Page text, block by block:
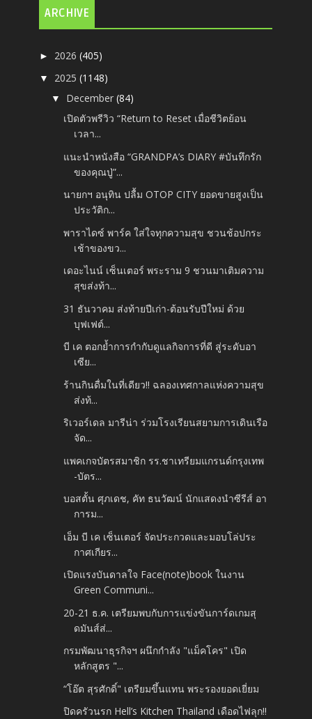
ARCHIVE
► 2026(405)
▼ 2025(1148)
▼ December(84)
เปิดตัวพรีวิว “Return to Reset เมื่อชีวิตย้อน
เวลา...
แนะนำหนังสือ “GRANDPA’s DIARY #บันทึกรัก
ของคุณปู่”...
นายกฯ อนุทิน ปลื้ม OTOP CITY ยอดขายสูงเป็น
ประวัติก...
พาราไดซ์ พาร์ค ใส่ใจทุกความสุข ชวนช้อปกระ
เช้าของขว...
เดอะไนน์ เซ็นเตอร์ พระราม 9 ชวนมาเติมความ
สุขส่งท้า...
31 ธันวาคม ส่งท้ายปีเก่า-ต้อนรับปีใหม่ ด้วย
บุฟเฟต์...
บี เค ตอกย้ำการกำกับดูแลกิจการที่ดี สู่ระดับอา
เซีย...
ร้านกินดื่มในที่เดียว!! ฉลองเทศกาลแห่งความสุข
ส่งท้...
ริเวอร์เดล มารีน่า ร่วมโรงเรียนสยามการเดินเรือ
จัด...
แพคเกจบัตรสมาชิก รร.ชาเทรียมแกรนด์กรุงเทพ
-บัตร...
บอสตั้น ศุภเดช, คัท ธนวัฒน์ นักแสดงนำซีรีส์ อา
การม...
เอ็ม บี เค เซ็นเตอร์ จัดประกวดและมอบโล่ประ
กาศเกียร...
เปิดแรงบันดาลใจ Face(note)book ในงาน
Green Communi...
20-21 ธ.ค. เตรียมพบกับการแข่งขันการ์ดเกมสุ
ดมันส์ส่...
กรมพัฒนาธุรกิจฯ ผนึกกำลัง "แม็คโคร" เปิด
หลักสูตร "...
“โอ๊ต สุรศักดิ์" เตรียมขึ้นแทน พระรองยอดเยี่ยม
ปิดครัวนรก Hell’s Kitchen Thailand เดือดไฟลุก!!